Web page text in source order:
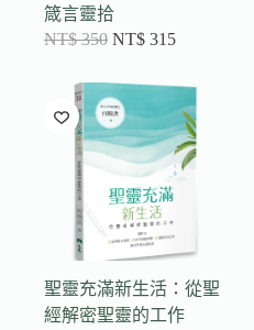
箴言靈拾
NT$350 NT$ 315
聖靈充滿新生活：從聖
經解密聖靈的工作